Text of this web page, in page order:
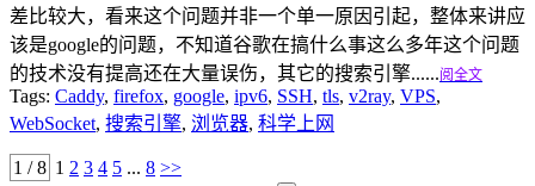
差比较大，看来这个问题并非一个单一原因引起，整体来讲应
该是google的问题，不知道谷歌在搞什么事这么多年这个问题
的技术没有提高还在大量误伤，其它的搜索引擎......阅全文
Tags: Caddy, firefox, google, ipv6, SSH, tls, v2ray, VPS,
WebSocket, 搜索引擎, 浏览器, 科学上网
1 / 8 1 2 3 4 5 ... 8 >>